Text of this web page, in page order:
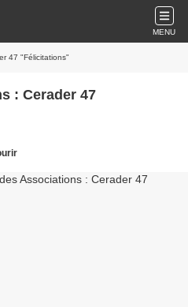
MENU
47 "Félicitations"
: Cerader 47